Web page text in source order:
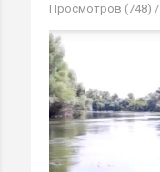
Просмотров (748) /